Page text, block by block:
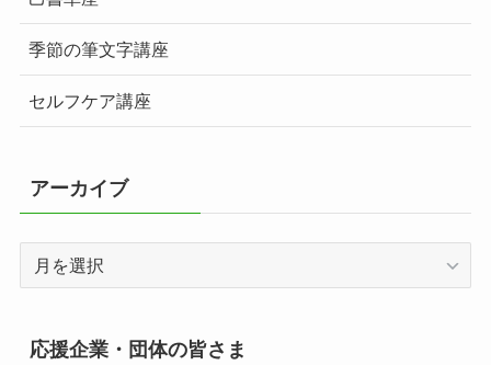
季節の筆文字講座
セルフケア講座
アーカイブ
イ
応援企業・団体の皆さま